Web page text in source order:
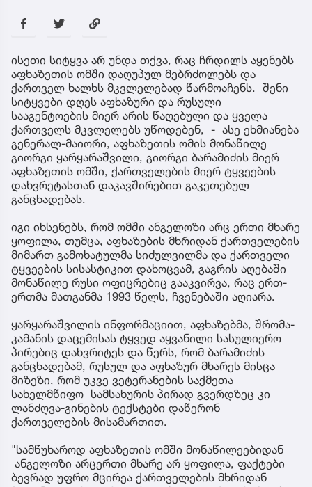
ისეთი სიტყვა არ უნდა თქვა, რაც ჩრდილს აყენებს
აფხაზეთის ომში დაღუპულ მებრძოლებს და
ქართველ ხალხს მკვლელებად წარმოაჩენს. შენი
სიტყვები დღეს აფხაზური და რუსული
სააგენტოების მიერ არის წაღებული და ყველა
ქართველს მკვლელებს უწოდებენ, - ასე ეხმიანება
გენერალ-მაიორი, აფხაზეთის ომის მონაწილე
გიორგი ყარყარაშვილი, გიორგი ბარამიძის მიერ
აფხაზეთის ომში, ქართველების მიერ ტყვეების
დახვრეტასთან დაკავშირებით გაკეთებულ
განცხადებას.
იგი იხსენებს, რომ ომში ანგელოზი არც ერთი მხარე
ყოფილა, თუმცა, აფხაზების მხრიდან ქართველების
მიმართ გამოხატულმა სიძულვილმა და ქართველი
ტყვეების სისასტიკით დახოცვამ, გაგრის აღებაში
მონაწილე რუსი ოფიცრებიც გააკვირვა, რაც ერთ-
ერთმა მათგანმა 1993 წელს, ჩვენებაში აღიარა.
ყარყარაშვილის ინფორმაციით, აფხაზებმა, შრომა-
კამანის დაცემისას ტყვედ აყვანილი სასულიერო
პირებიც დახვრიტეს და წერს, რომ ბარამიძის
განცხადებამ, რუსულ და აფხაზურ მხარეს მისცა
მიზეზი, რომ უკვე ვეტერანების საქმეთა
სახელმწიფო სამსახურის პირად გვერდზეც კი
ლანძღვა-გინების ტექსტები დაწერონ
ქართველების მისამართით.
"სამწუხაროდ აფხაზეთის ომში მონაწილეებიდან
ანგელოზი არცერთი მხარე არ ყოფილა, ფაქტები
ბევრად უფრო მცირეა ქართველების მხრიდან